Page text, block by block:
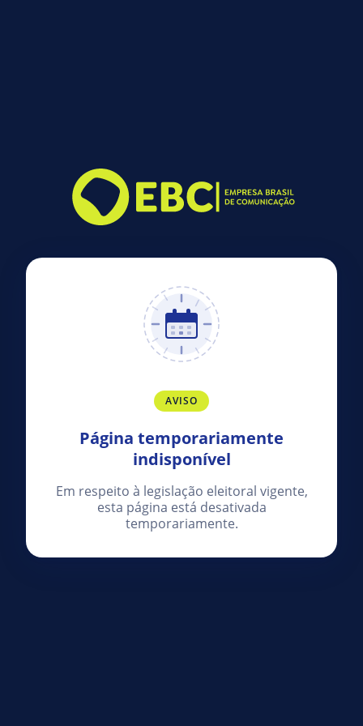
AVISO
Página temporariamente
indisponível
Em respeito à legislação eleitoral vigente,
esta página está desativada
temporariamente.